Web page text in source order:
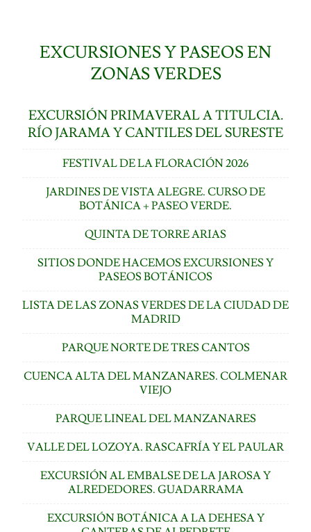
EXCURSIONES Y PASEOS EN
ZONAS VERDES
EXCURSIÓN PRIMAVERAL A TITULCIA.
RÍO JARAMA Y CANTILES DEL SURESTE
FESTIVAL DE LA FLORACIÓN 2026
JARDINES DE VISTA ALEGRE. CURSO DE
BOTÁNICA + PASEO VERDE.
QUINTA DE TORRE ARIAS
SITIOS DONDE HACEMOS EXCURSIONES Y
PASEOS BOTÁNICOS
LISTA DE LAS ZONAS VERDES DE LA CIUDAD DE
MADRID
PARQUE NORTE DE TRES CANTOS
CUENCA ALTA DEL MANZANARES. COLMENAR
VIEJO
PARQUE LINEAL DEL MANZANARES
VALLE DEL LOZOYA. RASCAFRÍA Y EL PAULAR
EXCURSIÓN AL EMBALSE DE LA JAROSA Y
ALREDEDORES. GUADARRAMA
EXCURSIÓN BOTÁNICA A LA DEHESA Y